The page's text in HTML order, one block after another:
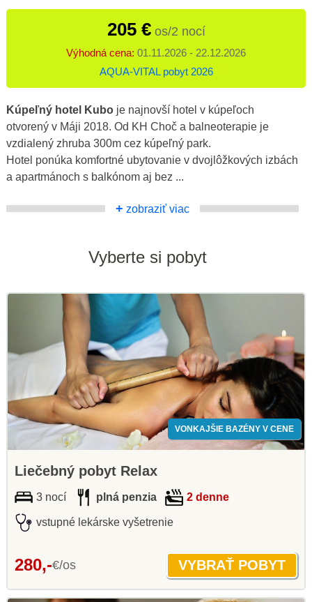
205 €os/2 nocí
Výhodná cena: 01.11.2026 - 22.12.2026
AQUA-VITAL pobyt 2026
Kúpeľný hotel Kubo je najnovší hotel v kúpeľoch
otvorený v Máji 2018. Od KH Choč a balneoterapie je
vzdialený zhruba 300m cez kúpeľný park.
Hotel ponúka komfortné ubytovanie v dvojlôžkových izbách
a apartmánoch s balkónom aj bez ...
+ zobraziť viac
Vyberte si pobyt
VONKAJŠIE BAZÉNY V CENE
Liečebný pobyt Relax
3 nocí plná penzia 2 denne
vstupné lekárske vyšetrenie
280,-€/os